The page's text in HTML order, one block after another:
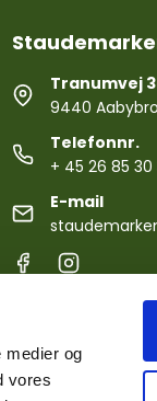
medier og
vores
Tranumvej
9440
Telefonnr.
+ 45 26 85 30
E-mail